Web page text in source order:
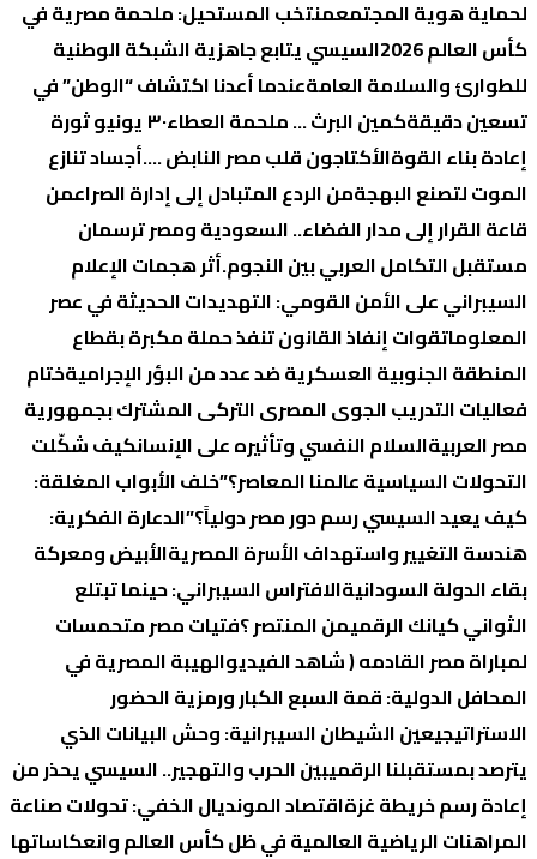
لحماية هوية المجتمعمنتخب المستحيل: ملحمة مصرية في
كأس العالم 2026
السيسي يتابع جاهزية الشبكة الوطنية
للطوارئ والسلامة العامةعندما أعدنا اكتشاف “الوطن” في
تسعين دقيقةكمين البرث … ملحمة العطاء
٣٠ يونيو ثورة
إعادة بناء القوةالأكتاجون قلب مصر النابض ….أجساد تنازع
الموت لتصنع البهجةمن الردع المتبادل إلى إدارة الصراعمن
قاعة القرار إلى مدار الفضاء.. السعودية ومصر ترسمان
مستقبل التكامل العربي بين النجوم.أثر هجمات الإعلام
السيبراني على الأمن القومي: التهديدات الحديثة في عصر
المعلوماتقوات إنفاذ القانون تنفذ حملة مكبرة بقطاع
المنطقة الجنوبية العسكرية ضد عدد من البؤر الإجراميةختام
فعاليات التدريب الجوى المصرى التركى المشترك بجمهورية
مصر العربيةالسلام النفسي وتأثيره على الإنسانكيف شكّلت
التحولات السياسية عالمنا المعاصر؟​”خلف الأبواب المغلقة:
كيف يعيد السيسي رسم دور مصر دولياً؟”الدعارة الفكرية:
هندسة التغيير واستهداف الأسرة المصريةالأبيض ومعركة
بقاء الدولة السودانيةالافتراس السيبراني: حينما تبتلع
الثواني كيانك الرقميمن المنتصر ؟فتيات مصر متحمسات
لمباراة مصر القادمه ( شاهد الفيديوالهيبة المصرية في
المحافل الدولية: قمة السبع الكبار ورمزية الحضور
الاستراتيجيعين الشيطان السيبرانية: وحش البيانات الذي
يترصد بمستقبلنا الرقميبين الحرب والتهجير.. السيسي يحذر من
إعادة رسم خريطة غزةاقتصاد المونديال الخفي: تحولات صناعة
المراهنات الرياضية العالمية في ظل كأس العالم وانعكاساتها